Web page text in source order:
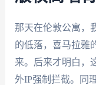
那天在伦敦公寓，
的低落，喜马拉雅
来。后来才明白，
外IP强制拦截。同